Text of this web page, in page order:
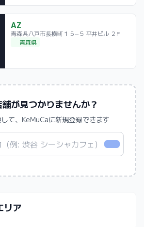
AZ
青森県八戸市長横町１５−５ 平井ビル ２F
青森県
が見つかりませんか？
て、KeMuCaに新規登録できます
リア